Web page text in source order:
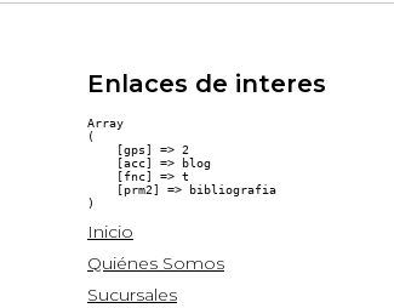
Enlaces de interes
Array
(
    [gps] => 2
    [acc] => blog
    [fnc] => t
    [prm2] => bibliografia
Inicio
Quiénes Somos
Sucursales